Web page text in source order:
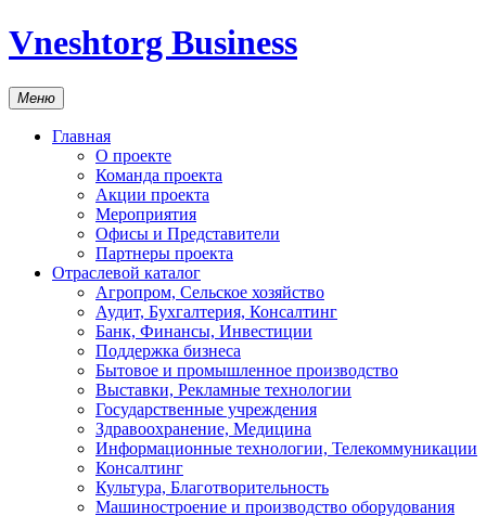
Vneshtorg Business
Меню
Главная
О проекте
Команда проекта
Акции проекта
Мероприятия
Офисы и Представители
Партнеры проекта
Отраслевой каталог
Агропром, Сельское хозяйство
Аудит, Бухгалтерия, Консалтинг
Банк, Финансы, Инвестиции
Поддержка бизнеса
Бытовое и промышленное производство
Выставки, Рекламные технологии
Государственные учреждения
Здравоохранение, Медицина
Информационные технологии, Телекоммуникации
Консалтинг
Культура, Благотворительность
Машиностроение и производство оборудования